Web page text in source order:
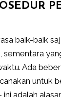
baik-baik
Ada
untuk
ini adalah